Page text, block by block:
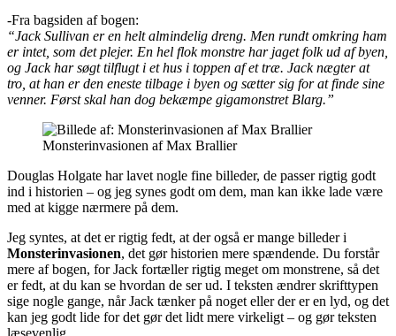
-Fra bagsiden af bogen:
“Jack Sullivan er en helt almindelig dreng. Men rundt omkring ham
er intet, som det plejer. En hel flok monstre har jaget folk ud af byen,
og Jack har søgt tilflugt i et hus i toppen af et træ. Jack nægter at
tro, at han er den eneste tilbage i byen og sætter sig for at finde sine
venner. Først skal han dog bekæmpe gigamonstret Blarg.”
Monsterinvasionen af Max Brallier
Douglas Holgate har lavet nogle fine billeder, de passer rigtig godt
ind i historien – og jeg synes godt om dem, man kan ikke lade være
med at kigge nærmere på dem.
Jeg syntes, at det er rigtig fedt, at der også er mange billeder i
Monsterinvasionen, det gør historien mere spændende. Du forstår
mere af bogen, for Jack fortæller rigtig meget om monstrene, så det
er fedt, at du kan se hvordan de ser ud. I teksten ændrer skrifttypen
sige nogle gange, når Jack tænker på noget eller der er en lyd, og det
kan jeg godt lide for det gør det lidt mere virkeligt – og gør teksten
læsevenlig.